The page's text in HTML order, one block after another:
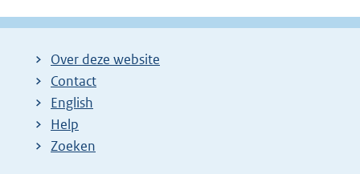
Over deze website
Contact
English
Help
Zoeken